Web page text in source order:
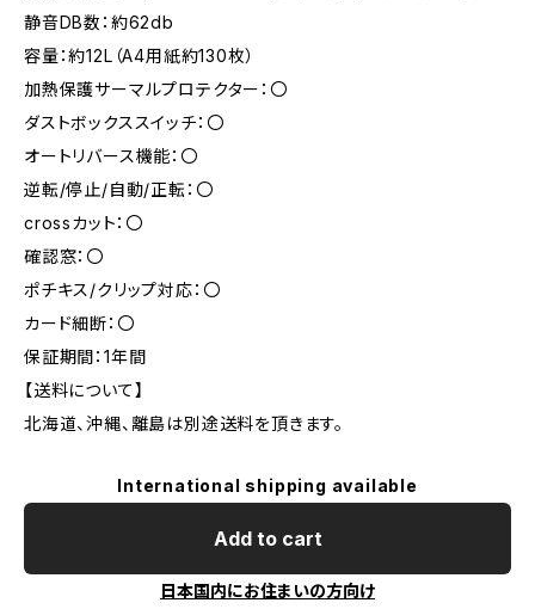
静音DB数：約62db
容量：約12L（A4用紙約130枚）
加熱保護サーマルプロテクター：〇
ダストボックススイッチ：〇
オートリバース機能：〇
逆転/停止/自動/正転：〇
crossカット：〇
確認窓：〇
ポチキス/クリップ対応：〇
カード細断：〇
保証期間：1年間
【送料について】
北海道、沖縄、離島は別途送料を頂きます。
International shipping available
Add to cart
日本国内にお住まいの方向け